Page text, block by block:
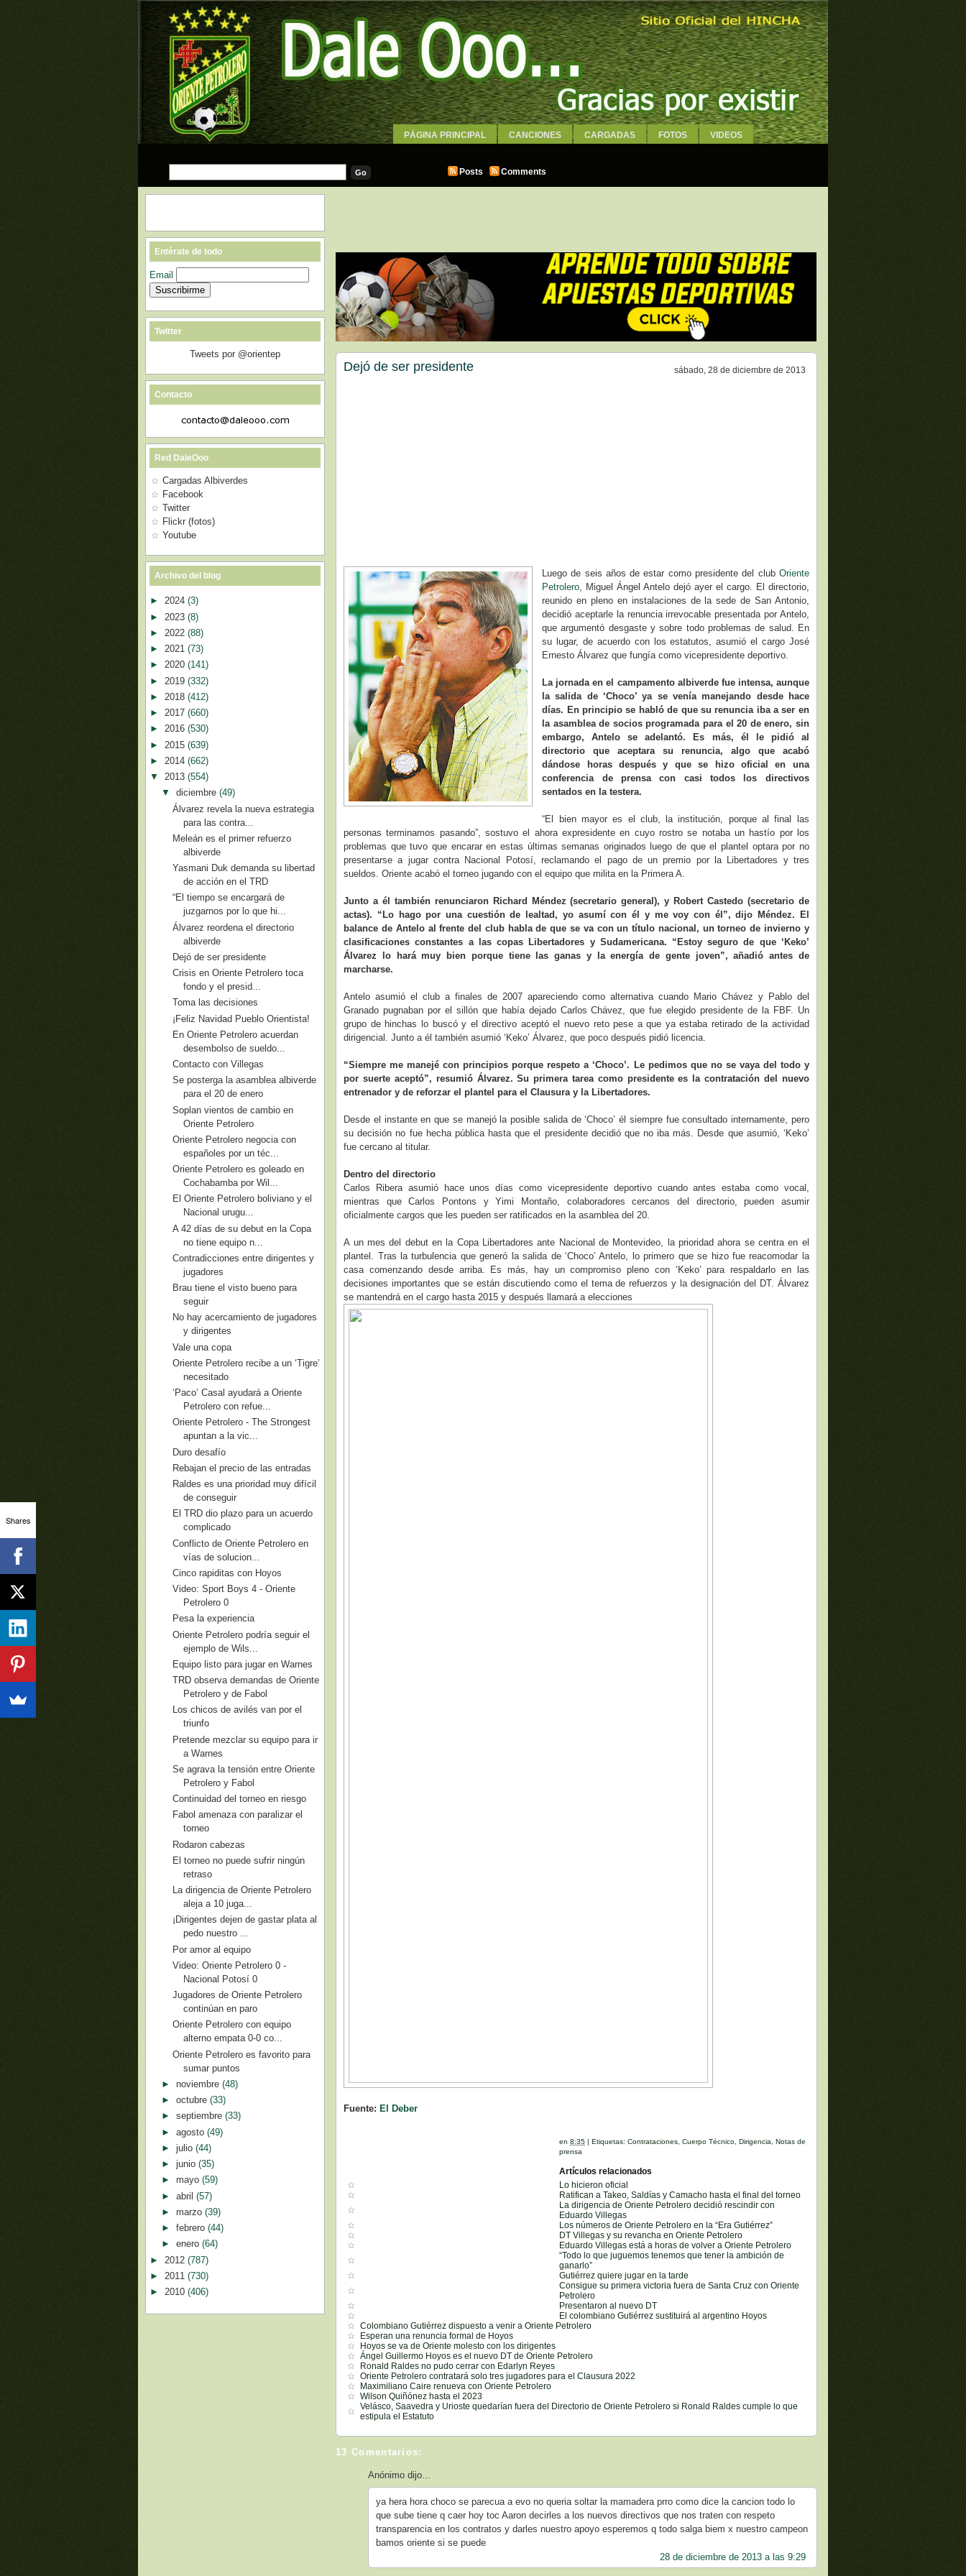
PÁGINA PRINCIPAL CANCIONES CARGADAS FOTOS VIDEOS
Posts
Comments
sábado, 28 de diciembre de 2013
Dejó de ser presidente
Luego de seis años de estar como presidente del club Oriente
Petrolero , Miguel Ángel Antelo dejó ayer el cargo. El directorio,
reunido en pleno en instalaciones de la sede de San Antonio,
decidió aceptarle la renuncia irrevocable presentada por Antelo,
que argumentó desgaste y sobre todo problemas de salud. En
su lugar, de acuerdo con los estatutos, asumió el cargo José
Ernesto Álvarez que fungía como vicepresidente deportivo.
La jornada en el campamento albiverde fue intensa, aunque
la salida de ‘Choco’ ya se venía manejando desde hace
días. En principio se habló de que su renuncia iba a ser en
la asamblea de socios programada para el 20 de enero, sin
embargo, Antelo se adelantó. Es más, él le pidió al
directorio que aceptara su renuncia, algo que acabó
dándose horas después y que se hizo oficial en una
conferencia de prensa con casi todos los directivos
sentados en la testera.
“El bien mayor es el club, la institución, porque al final las
personas terminamos pasando”, sostuvo el ahora expresidente en cuyo rostro se notaba un hastío por los
problemas que tuvo que encarar en estas últimas semanas originados luego de que el plantel optara por no
presentarse a jugar contra Nacional Potosí, reclamando el pago de un premio por la Libertadores y tres
sueldos. Oriente acabó el torneo jugando con el equipo que milita en la Primera A.
Junto a él también renunciaron Richard Méndez (secretario general), y Robert Castedo (secretario de
actas). “Lo hago por una cuestión de lealtad, yo asumí con él y me voy con él”, dijo Méndez. El
balance de Antelo al frente del club habla de que se va con un título nacional, un torneo de invierno y
clasificaciones constantes a las copas Libertadores y Sudamericana. “Estoy seguro de que ‘Keko’
Álvarez lo hará muy bien porque tiene las ganas y la energía de gente joven”, añadió antes de
marcharse.
Antelo asumió el club a finales de 2007 apareciendo como alternativa cuando Mario Chávez y Pablo del
Granado pugnaban por el sillón que había dejado Carlos Chávez, que fue elegido presidente de la FBF. Un
grupo de hinchas lo buscó y el directivo aceptó el nuevo reto pese a que ya estaba retirado de la actividad
dirigencial. Junto a él también asumió ‘Keko’ Álvarez, que poco después pidió licencia.
“Siempre me manejé con principios porque respeto a ‘Choco’. Le pedimos que no se vaya del todo y
por suerte aceptó”, resumió Álvarez. Su primera tarea como presidente es la contratación del nuevo
entrenador y de reforzar el plantel para el Clausura y la Libertadores.
Desde el instante en que se manejó la posible salida de ‘Choco’ él siempre fue consultado internamente, pero
su decisión no fue hecha pública hasta que el presidente decidió que no iba más. Desde que asumió, ‘Keko’
fue cercano al titular.
Dentro del directorio
Carlos Ribera asumió hace unos días como vicepresidente deportivo cuando antes estaba como vocal,
mientras que Carlos Pontons y Yimi Montaño, colaboradores cercanos del directorio, pueden asumir
oficialmente cargos que les pueden ser ratificados en la asamblea del 20.
A un mes del debut en la Copa Libertadores ante Nacional de Montevideo, la prioridad ahora se centra en el
plantel. Tras la turbulencia que generó la salida de ‘Choco’ Antelo, lo primero que se hizo fue reacomodar la
casa comenzando desde arriba. Es más, hay un compromiso pleno con ‘Keko’ para respaldarlo en las
decisiones importantes que se están discutiendo como el tema de refuerzos y la designación del DT. Álvarez
se mantendrá en el cargo hasta 2015 y después llamará a elecciones
Fuente: El Deber
en8:35 |Etiquetas:Contrataciones ,Cuerpo Técnico ,Dirigencia ,Notas de
prensa
Artículos relacionados
Lo hicieron oficial
Ratifican a Takeo, Saldías y Camacho hasta el final del torneo
La dirigencia de Oriente Petrolero decidió rescindir con
Eduardo Villegas
Los números de Oriente Petrolero en la “Era Gutiérrez”
DT Villegas y su revancha en Oriente Petrolero
Eduardo Villegas está a horas de volver a Oriente Petrolero
“Todo lo que juguemos tenemos que tener la ambición de
ganarlo”
Gutiérrez quiere jugar en la tarde
Consigue su primera victoria fuera de Santa Cruz con Oriente
Petrolero
Presentaron al nuevo DT
El colombiano Gutiérrez sustituirá al argentino Hoyos
Colombiano Gutiérrez dispuesto a venir a Oriente Petrolero
Esperan una renuncia formal de Hoyos
Hoyos se va de Oriente molesto con los dirigentes
Ángel Guillermo Hoyos es el nuevo DT de Oriente Petrolero
Ronald Raldes no pudo cerrar con Edarlyn Reyes
Oriente Petrolero contratará solo tres jugadores para el Clausura 2022
Maximiliano Caire renueva con Oriente Petrolero
Wilson Quiñónez hasta el 2023
Velásco, Saavedra y Urioste quedarían fuera del Directorio de Oriente Petrolero si Ronald Raldes cumple lo que
estipula el Estatuto
13 Comentarios:
Anónimo dijo...
ya hera hora choco se parecua a evo no queria soltar la mamadera prro como dice la cancion todo lo
que sube tiene q caer hoy toc Aaron decirles a los nuevos directivos que nos traten con respeto
transparencia en los contratos y darles nuestro apoyo esperemos q todo salga biem x nuestro campeon
bamos oriente si se puede
28 de diciembre de 2013 a las 9:29
Entérate de todo
Email
Twitter
Tweets por @orientep
Contacto
Red DaleOoo
Cargadas Albiverdes
Facebook
Twitter
Flickr (fotos)
Youtube
Archivo del blog
► 2024 (3)
► 2023 (8)
► 2022 (88)
► 2021 (73)
► 2020 (141)
► 2019 (332)
► 2018 (412)
► 2017 (660)
► 2016 (530)
► 2015 (639)
► 2014 (662)
▼ 2013 (554)
▼ diciembre (49)
Álvarez revela la nueva estrategia
para las contra...
Meleán es el primer refuerzo
albiverde
Yasmani Duk demanda su libertad
de acción en el TRD
“El tiempo se encargará de
juzgarnos por lo que hi...
Álvarez reordena el directorio
albiverde
Dejó de ser presidente
Crisis en Oriente Petrolero toca
fondo y el presid...
Toma las decisiones
¡Feliz Navidad Pueblo Orientista!
En Oriente Petrolero acuerdan
desembolso de sueldo...
Contacto con Villegas
Se posterga la asamblea albiverde
para el 20 de enero
Soplan vientos de cambio en
Oriente Petrolero
Oriente Petrolero negocia con
españoles por un téc...
Oriente Petrolero es goleado en
Cochabamba por Wil...
El Oriente Petrolero boliviano y el
Nacional urugu...
A 42 días de su debut en la Copa
no tiene equipo n...
Contradicciones entre dirigentes y
jugadores
Brau tiene el visto bueno para
seguir
No hay acercamiento de jugadores
y dirigentes
Vale una copa
Oriente Petrolero recibe a un ‘Tigre’
necesitado
‘Paco’ Casal ayudará a Oriente
Petrolero con refue...
Oriente Petrolero - The Strongest
apuntan a la vic...
Duro desafío
Rebajan el precio de las entradas
Raldes es una prioridad muy difícil
de conseguir
El TRD dio plazo para un acuerdo
complicado
Conflicto de Oriente Petrolero en
vías de solucion...
Cinco rapiditas con Hoyos
Video: Sport Boys 4 - Oriente
Petrolero 0
Pesa la experiencia
Oriente Petrolero podría seguir el
ejemplo de Wils...
Equipo listo para jugar en Warnes
TRD observa demandas de Oriente
Petrolero y de Fabol
Los chicos de avilés van por el
triunfo
Pretende mezclar su equipo para ir
a Warnes
Se agrava la tensión entre Oriente
Petrolero y Fabol
Continuidad del torneo en riesgo
Fabol amenaza con paralizar el
torneo
Rodaron cabezas
El torneo no puede sufrir ningún
retraso
La dirigencia de Oriente Petrolero
aleja a 10 juga...
¡Dirigentes dejen de gastar plata al
pedo nuestro ...
Por amor al equipo
Video: Oriente Petrolero 0 -
Nacional Potosí 0
Jugadores de Oriente Petrolero
continúan en paro
Oriente Petrolero con equipo
alterno empata 0-0 co...
Oriente Petrolero es favorito para
sumar puntos
► noviembre (48)
► octubre (33)
► septiembre (33)
► agosto (49)
► julio (44)
► junio (35)
► mayo (59)
► abril (57)
► marzo (39)
► febrero (44)
► enero (64)
► 2012 (787)
► 2011 (730)
► 2010 (406)
Shares